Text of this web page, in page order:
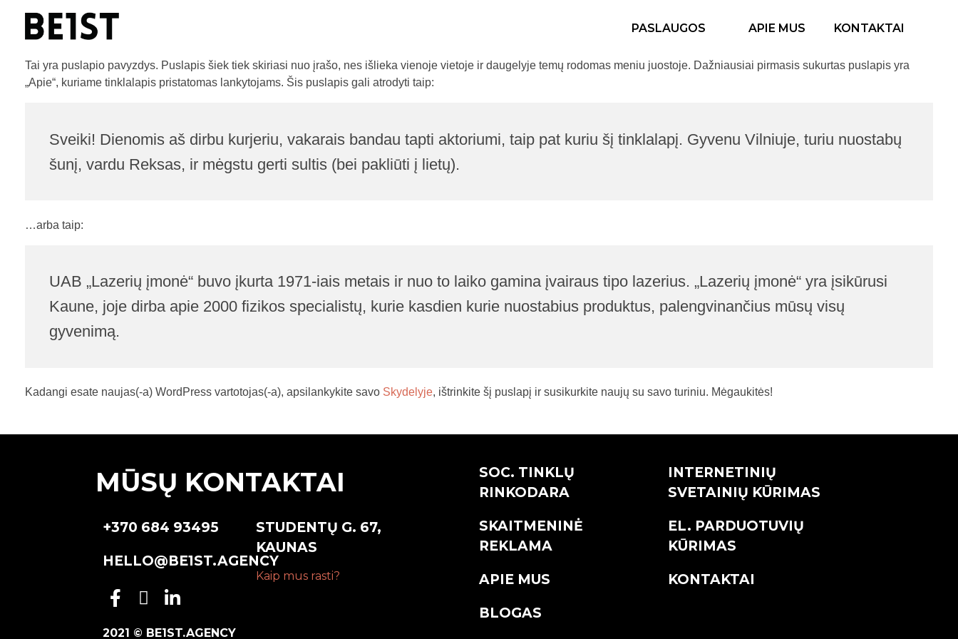
PASLAUGOS APIE MUS KONTAKTAI
Tai yra puslapio pavyzdys. Puslapis šiek tiek skiriasi nuo įrašo, nes išlieka vienoje vietoje ir daugelyje temų rodomas meniu juostoje. Dažniausiai pirmasis sukurtas puslapis yra
„Apie“, kuriame tinklalapis pristatomas lankytojams. Šis puslapis gali atrodyti taip:
Sveiki! Dienomis aš dirbu kurjeriu, vakarais bandau tapti aktoriumi, taip pat kuriu šį tinklalapį. Gyvenu Vilniuje, turiu nuostabų
šunį, vardu Reksas, ir mėgstu gerti sultis (bei pakliūti į lietų).
…arba taip:
UAB „Lazerių įmonė“ buvo įkurta 1971-iais metais ir nuo to laiko gamina įvairaus tipo lazerius. „Lazerių įmonė“ yra įsikūrusi
Kaune, joje dirba apie 2000 fizikos specialistų, kurie kasdien kurie nuostabius produktus, palengvinančius mūsų visų
gyvenimą.
Kadangi esate naujas(-a) WordPress vartotojas(-a), apsilankykite savo Skydelyje, ištrinkite šį puslapį ir susikurkite naujų su savo turiniu. Mėgaukitės!
MŪSŲ KONTAKTAI
+370 684 93495
HELLO@BE1ST.AGENCY
2021 © BE1ST.AGENCY
STUDENTŲ G. 67,
KAUNAS
Kaip mus rasti?
SOC. TINKLŲ
RINKODARA
SKAITMENINĖ
REKLAMA
APIE MUS
BLOGAS
INTERNETINIŲ
SVETAINIŲ KŪRIMAS
EL. PARDUOTUVIŲ
KŪRIMAS
KONTAKTAI